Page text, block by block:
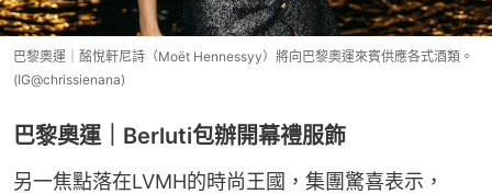
巴黎奧運｜酩悅軒尼詩（Moët Hennessyy）將向巴黎奧運來賓供應各式酒類。
(IG@chrissienana)
巴黎奧運｜Berluti包辦開幕禮服飾
另一焦點落在LVMH的時尚王國，集團驚喜表示，